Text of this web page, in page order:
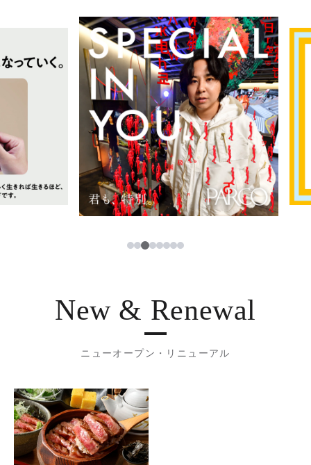
レストラン・カフェ
PARCOメンバーズ
JP
ภาษาไทย
1234567
New & Renewal
ニューオープン・リニューアル